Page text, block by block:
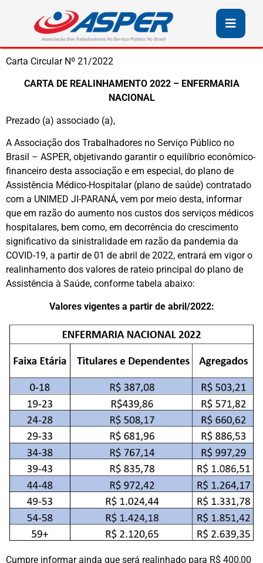
Carta Circular Nº 21/2022
CARTA DE REALINHAMENTO 2022 – ENFERMARIA
NACIONAL
Prezado (a) associado (a),
A Associação dos Trabalhadores no Serviço Público no
Brasil – ASPER, objetivando garantir o equilíbrio econômico-
financeiro desta associação e em especial, do plano de
Assistência Médico-Hospitalar (plano de saúde) contratado
com a UNIMED JI-PARANÁ, vem por meio desta, informar
que em razão do aumento nos custos dos serviços médicos
hospitalares, bem como, em decorrência do crescimento
significativo da sinistralidade em razão da pandemia da
COVID-19, a partir de 01 de abril de 2022, entrará em vigor o
realinhamento dos valores de rateio principal do plano de
Assistência à Saúde, conforme tabela abaixo:
Valores vigentes a partir de abril/2022:
Cumpre informar ainda que será realinhado para R$ 400,00